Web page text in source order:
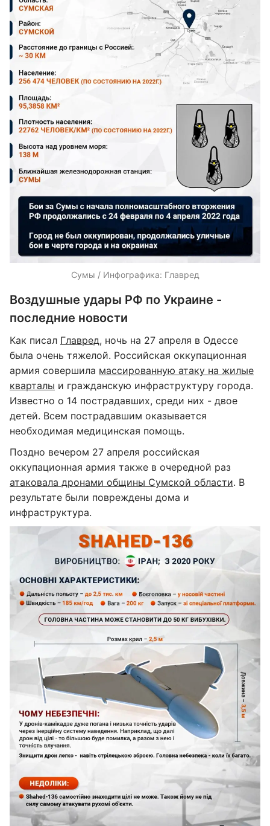
Сумы / Инфографика: Главред
Воздушные удары РФ по Украине -
последние новости
Как писал Главред, ночь на 27 апреля в Одессе
была очень тяжелой. Российская оккупационная
армия совершила массированную атаку на жилые
кварталы и гражданскую инфраструктуру города.
Известно о 14 пострадавших, среди них - двое
детей. Всем пострадавшим оказывается
необходимая медицинская помощь.
Поздно вечером 27 апреля российская
оккупационная армия также в очередной раз
атаковала дронами общины Сумской области. В
результате были повреждены дома и
инфраструктура.